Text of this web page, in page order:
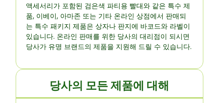
액세서리가 포함된 검은색 파티용 빨대와 같은 특수 제
품, 이베이, 아마존 또는 기타 온라인 상점에서 판매되
는 특수 패키지 제품은 상자나 판지에 바코드와 라벨이
있습니다. 온라인 판매를 위한 당사의 대리점이 되시면
당사가 유명 브랜드의 제품을 지원해 드릴 수 있습니다.
당사의 모든 제품에 대해